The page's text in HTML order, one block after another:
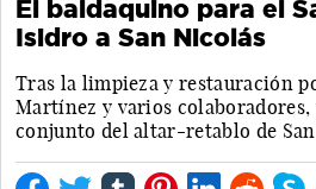
El baldaquino para el
Isidro a San Nicolás
Tras la limpieza y restauración
Martínez y varios colaboradores,
conjunto del altar-retablo de